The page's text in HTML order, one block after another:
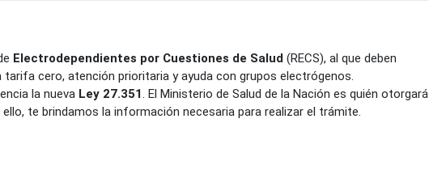
Electrodependientes por Cuestiones de Salud (RECS), al que deben
cero, atención prioritaria y ayuda con grupos electrógenos.
la nueva Ley 27.351. El Ministerio de Salud de la Nación es quién otorgará
te brindamos la información necesaria para realizar el trámite.